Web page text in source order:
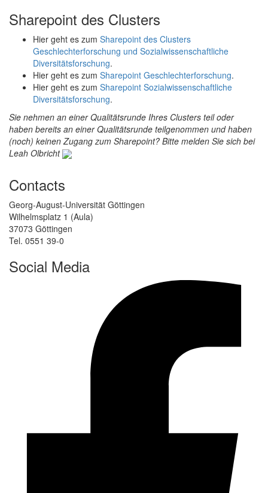
Sharepoint des Clusters
Hier geht es zum Sharepoint des Clusters
Geschlechterforschung und Sozialwissenschaftliche
Diversitätsforschung.
Hier geht es zum Sharepoint Geschlechterforschung.
Hier geht es zum Sharepoint Sozialwissenschaftliche
Diversitätsforschung.
Sie nehmen an einer Qualitätsrunde Ihres Clusters teil oder
haben bereits an einer Qualitätsrunde teilgenommen und haben
(noch) keinen Zugang zum Sharepoint? Bitte melden Sie sich bei
Leah Olbricht
Contacts
Georg-August-Universität Göttingen
Wilhelmsplatz 1 (Aula)
37073 Göttingen
Tel. 0551 39-0
Social Media